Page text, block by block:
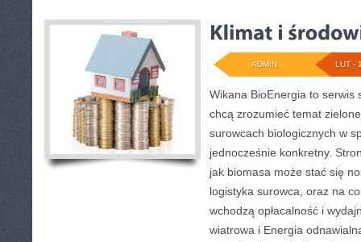
LUT -
ADMIN
Wikana BioEnergia to serwis
chcą zrozumieć temat
surowcach biologicznych w
jednocześnie konkretny.
jak biomasa może stać się
logistyka surowca, oraz na
wchodzą opłacalność i
wiatrowa i Energia